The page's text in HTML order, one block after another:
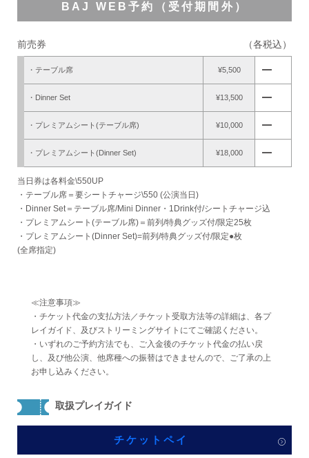
BAJ WEB予約（受付期間外）
前売券 （各税込）
・テーブル席 ¥5,500 remove
・Dinner Set ¥13,500 remove
・プレミアムシート(テーブル席) ¥10,000 remove
・プレミアムシート(Dinner Set) ¥18,000 remove
当日券は各料金\550UP
・テーブル席＝要シートチャージ\550 (公演当日)
・Dinner Set＝テーブル席/Mini Dinner・1Drink付/シートチャージ込
・プレミアムシート(テーブル席)＝前列/特典グッズ付/限定25枚
・プレミアムシート(Dinner Set)=前列/特典グッズ付/限定●枚
(全席指定)
≪注意事項≫
・チケット代金の支払方法／チケット受取方法等の詳細は、各プ
レイガイド、及びストリーミングサイトにてご確認ください。
・いずれのご予約方法でも、ご入金後のチケット代金の払い戻
し、及び他公演、他席種への振替はできませんので、ご了承の上
お申し込みください。
取扱プレイガイド
チケットペイ